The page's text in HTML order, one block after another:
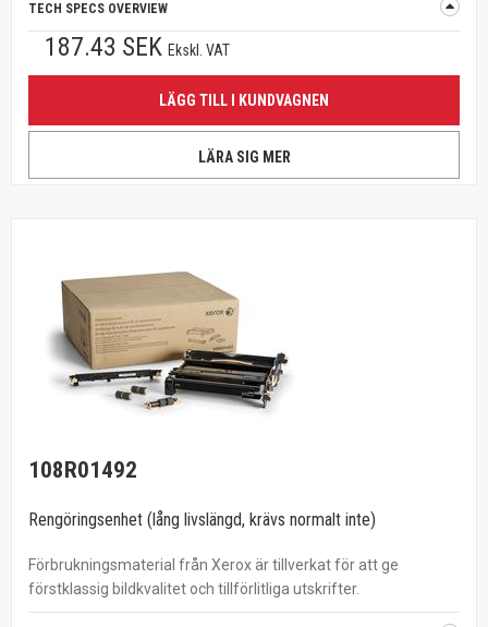
TECH SPECS OVERVIEW
187.43 SEK Ekskl. VAT
LÄGG TILL I KUNDVAGNEN
LÄRA SIG MER
108R01492
Rengöringsenhet (lång livslängd, krävs normalt inte)
Förbrukningsmaterial från Xerox är tillverkat för att ge
förstklassig bildkvalitet och tillförlitliga utskrifter.